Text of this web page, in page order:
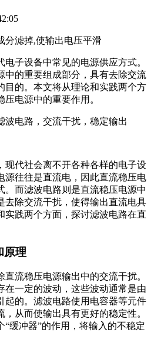
分滤掉,使输出电压平滑
子设备中常见的电源供应方式。
中的重要组成部分，具有去除交流
目的。本文将从理论和实践两个方
电源中的重要作用。
波电路，交流干扰，稳定输出
现代社会离不开各种各样的电子设
源往往是直流电，因此直流稳压电
。而滤波电路则是直流稳压电源中
去除交流干扰，使得输出直流电具
实践两个方面，探讨滤波电路在直
原理
流稳压电源输出中的交流干扰。
在一定的波动，这些波动通常是由
起的。滤波电路使用电容器等元件
从而使输出具有更好的稳定性。
缓冲器”的作用，将输入的不稳定